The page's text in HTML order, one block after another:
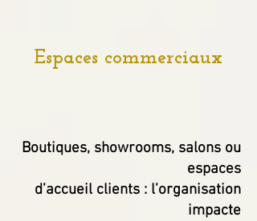
Espaces commerciaux
Boutiques, showrooms, salons ou
espaces
d’accueil clients : l’organisation
impacte